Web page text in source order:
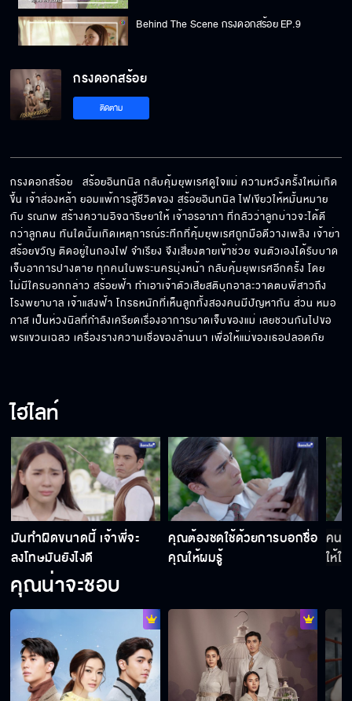
Behind The Scene กรงดอกสร้อย EP.9
Behind The Scene กรงดอกสร้อย EP.8
Behind The Scene กรงดอกสร้อย EP.6
Behind The Scene กรงดอกสร้อย EP.5
Behind The Scene กรงดอกสร้อย EP.3
Behind The Scene กรงดอกสร้อย EP.2
กรงดอกสร้อย
ติดตาม
กรงดอกสร้อย   สร้อยอินทนิล กลับคุ้มยุพเรศดูใจแม่ ความหวังครั้งใหม่เกิด
ขึ้น เจ้าส่องหล้า ยอมแพ้การสู้ชีวิตของ สร้อยอินทนิล ไฟเขียวให้หมั้นหมาย
กับ รณภพ สร้างความอิจฉาริษยาให้ เจ้าอรอาภา ที่กลัวว่าลูกบ่าวจะได้ดี
กว่าลูกตน ทันใดนั้นเกิดเหตุการณ์ระทึกที่คุ้มยุพเรศถูกมือดีวางเพลิง เจ้าย่า
สร้อยขวัญ ติดอยู่ในกองไฟ จำเรียง จึงเสี่ยงตายเข้าช่วย จนตัวเองได้รับบาด
เจ็บอาการปางตาย ทุกคนในพระนครมุ่งหน้า กลับคุ้มยุพเรศอีกครั้ง โดย
ไม่มีใครบอกกล่าว สร้อยฟ้า ทำเอาเจ้าตัวเสียสติบุกอาละวาดตบพี่สาวถึง
โรงพยาบาล เจ้าแสงฟ้า โกรธหนักที่เห็นลูกทั้งสองคนมีปัญหากัน ส่วน หมอ
ภาส เป็นห่วงนิลที่กำลังเครียดเรื่องอาการบาดเจ็บของแม่ เลยชวนกันไปขอ
พรแขวนเฉลว เครื่องรางความเชื่อของล้านนา เพื่อให้แม่ของเธอปลอดภัย
ไฮไลท์
มันทำผิดขนาดนี้ เจ้าพี่จะ
ลงโทษมันยังไงดี
คุณต้องชดใช้ด้วยการบอกชื่อ
คุณให้ผมรู้
คนอ
ให้ใ
คุณน่าจะชอบ